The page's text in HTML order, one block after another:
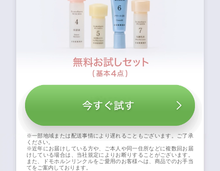
※一部地域または配送事情により遅れることもございます。ご了承
ください。
※近年にお届けしている方や、ご本人や同一住所などに複数回お届
けしている場合は、当社規定によりお断りすることがございます。
また、ドモホルンリンクルをご愛用のお客様へは、商品でのお手当
てをご案内しております。